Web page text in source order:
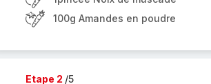
100g Amandes en poudre
Etape 2 /5